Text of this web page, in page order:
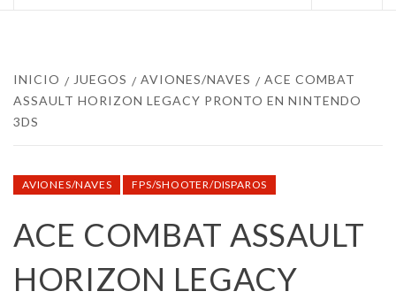
INICIO JUEGOS AVIONES/NAVES
ACE COMBAT
ASSAULT HORIZON LEGACY PRONTO EN NINTENDO
3DS
AVIONES/NAVES FPS/SHOOTER/DISPAROS
ACE COMBAT ASSAULT
HORIZON LEGACY